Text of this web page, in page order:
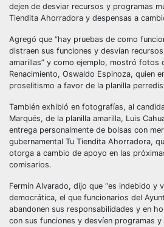
dejen de desviar recursos y programas
Tiendita Ahorradora y despensas a
Agregó que “hay pruebas de como
distraen sus funciones y desvían
amarillas” y como ejemplo, mostró fotos
Renacimiento, Oswaldo Espinoza, quien
proselitismo a favor de la planilla
También exhibió en fotografías, al
Marqués, de la planilla amarilla, Luis
entrega personalmente de bolsas con
gubernamental Tu Tiendita Ahorradora,
otorga a cambio de apoyo en las
comisarios.
Fermín Alvarado, dijo que “es indebido y
democrática, el que funcionarios del
abandonen sus responsabilidades y en
con sus funciones y desvíen programas